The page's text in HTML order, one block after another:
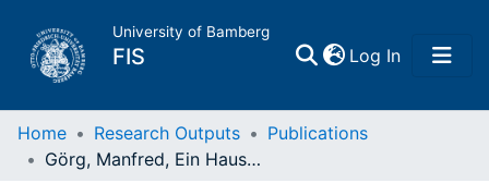
University of Bamberg
FIS Log In(current)
Home
Home Research Outputs
Publications
Görg, Manfred, Ein Haus im Totenreich: Jenseitsvorstellungen in Israel und Ägypten: Düsseldorf, 1998